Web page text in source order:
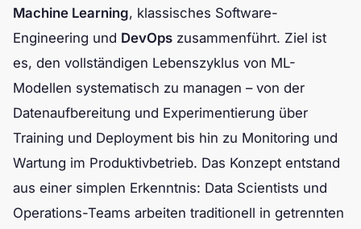
Machine Learning, klassisches Software-
Engineering und DevOps zusammenführt. Ziel ist
es, den vollständigen Lebenszyklus von ML-
Modellen systematisch zu managen – von der
Datenaufbereitung und Experimentierung über
Training und Deployment bis hin zu Monitoring und
Wartung im Produktivbetrieb. Das Konzept entstand
aus einer simplen Erkenntnis: Data Scientists und
Operations-Teams arbeiten traditionell in getrennten